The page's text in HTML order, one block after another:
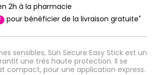
sensibles, Sun Secure Easy Stick est un
une très haute protection. Il se
compact, pour une application express.
2h à la pharmacie
pour bénéficier de la livraison gratuite*